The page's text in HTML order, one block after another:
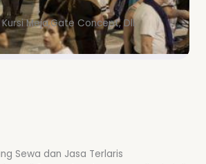
Meja,Gate Concept, Dll.
Sewa dan Jasa Terlaris